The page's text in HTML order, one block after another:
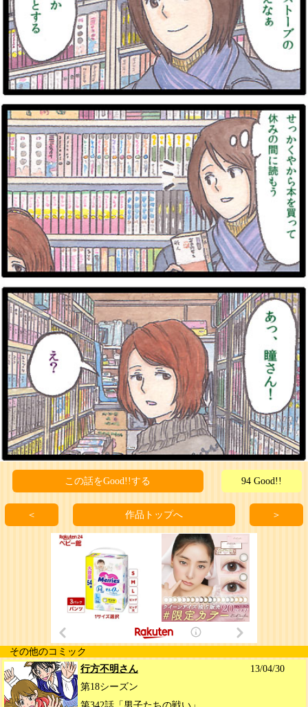
この話をGood!!する 94 Good!!
＜ 作品トップへ ＞
その他のコミック
行方不明さん
13/04/30
第18シーズン